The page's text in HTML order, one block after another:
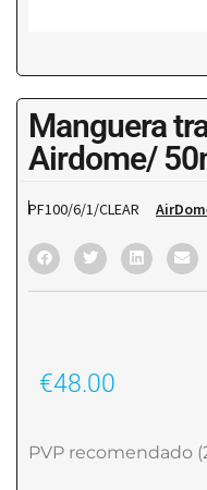
Manguera
Airdome/
PF100/6/1/CLEAR
€48.00
PVP recomendado